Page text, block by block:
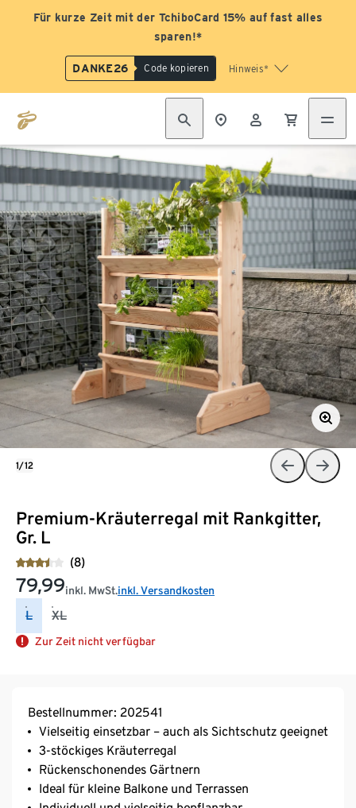
Für kurze Zeit mit der TchiboCard 15% auf fast alles
sparen!*
DANKE26 Code kopieren Hinweis*
Premium-Kräuterregal mit Rankgitter,
Gr. L
(8)
79,99inkl. MwSt.inkl. Versandkosten
L XL
Zur Zeit nicht verfügbar
1/12
Bestellnummer: 202541
Vielseitig einsetzbar – auch als Sichtschutz geeignet
3-stöckiges Kräuterregal
Rückenschonendes Gärtnern
Ideal für kleine Balkone und Terrassen